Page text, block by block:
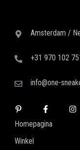
Amsterdam /
+31 970 102
info@one-
Homepagina
Winkel